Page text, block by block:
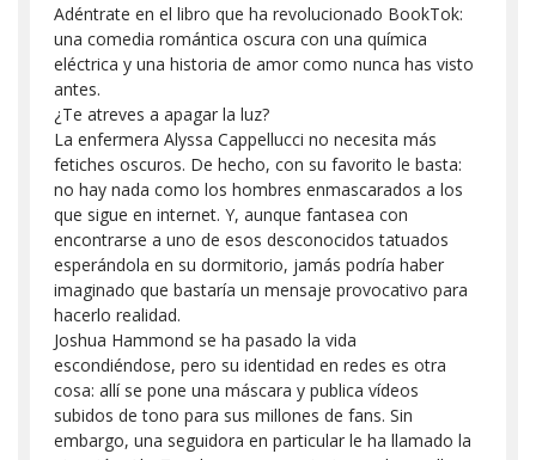
Adéntrate en el libro que ha revolucionado BookTok:
una comedia romántica oscura con una química
eléctrica y una historia de amor como nunca has visto
antes.
¿Te atreves a apagar la luz?
La enfermera Alyssa Cappellucci no necesita más
fetiches oscuros. De hecho, con su favorito le basta:
no hay nada como los hombres enmascarados a los
que sigue en internet. Y, aunque fantasea con
encontrarse a uno de esos desconocidos tatuados
esperándola en su dormitorio, jamás podría haber
imaginado que bastaría un mensaje provocativo para
hacerlo realidad.
Joshua Hammond se ha pasado la vida
escondiéndose, pero su identidad en redes es otra
cosa: allí se pone una máscara y publica vídeos
subidos de tono para sus millones de fans. Sin
embargo, una seguidora en particular le ha llamado la